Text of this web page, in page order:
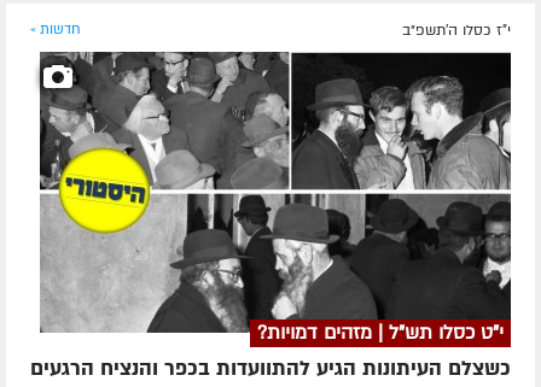
י"ז כסלו ה׳תשפ״ב חדשות »
י"ט כסלו תש"ל | מזהים דמויות?
כשצלם העיתונות הגיע להתוועדות בכפר והנציח הרגעים